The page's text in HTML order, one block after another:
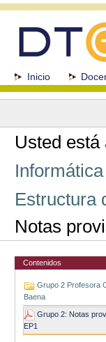
navegación
SeccionesInicio
Herramientas
Usted está
Informática
Estructura
Notas
Contenidos
Grupo 2 Profesora
Baena
Grupo 2: Notas
EP1